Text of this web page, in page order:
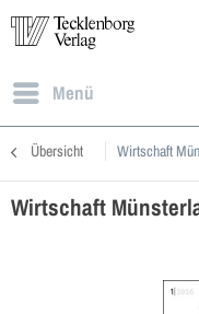
Menü
Übersicht Wirtschaft
Wirtschaft